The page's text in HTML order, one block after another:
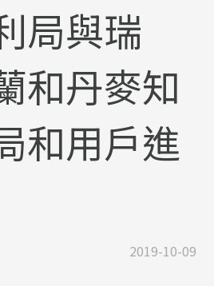
局與瑞
和丹麥知
和用戶進
2019-10-09